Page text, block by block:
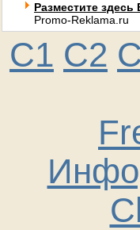
Разместите
Promo-Reklama.ru
C1 C2